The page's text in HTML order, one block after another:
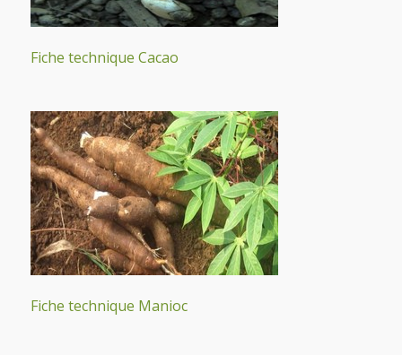
Fiche technique Cacao
Fiche technique Manioc